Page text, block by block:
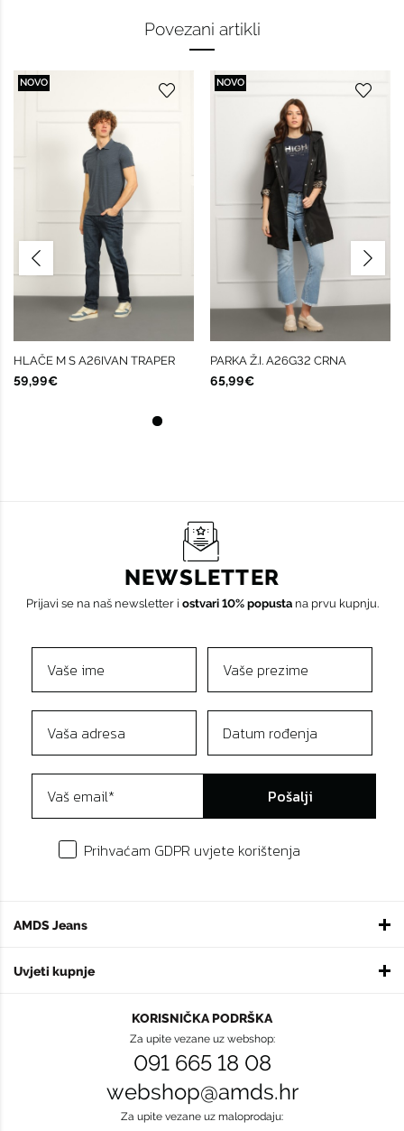
Povezani artikli
NOVO
HLAČE M S A26IVAN TRAPER
59,99€
NOVO
PARKA Ž.I. A26G32 CRNA
65,99€
AMDS Jeans
Uvjeti kupnje
NEWSLETTER
Prijavi se na naš newsletter i ostvari 10% popustana prvu kupnju.
Pošalji
Prihvaćam GDPR uvjete korištenja
KORISNIČKA PODRŠKA
Za upite vezane uz webshop:
091 665 18 08
webshop@amds.hr
Za upite vezane uz maloprodaju: